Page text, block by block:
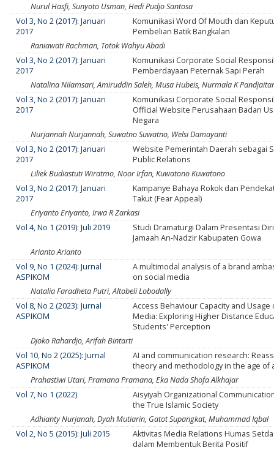
Nurul Hasfi, Sunyoto Usman, Hedi Pudjo Santosa
Vol 3, No 2 (2017): Januari
2017
Komunikasi Word Of Mouth dan
Pembelian Batik Bangkalan
Raniawati Rachman, Totok Wahyu Abadi
Vol 3, No 2 (2017): Januari
2017
Komunikasi Corporate Social
Pemberdayaan Peternak Sapi Perah
Natalina Nilamsari, Amiruddin Saleh, Musa Hubeis, Nurmala K
Vol 3, No 2 (2017): Januari
2017
Komunikasi Corporate Social
Official Website Perusahaan Badan
Negara
Nurjannah Nurjannah, Suwatno Suwatno, Welsi Damayanti
Vol 3, No 2 (2017): Januari
2017
Website Pemerintah Daerah sebagai
Public Relations
Liliek Budiastuti Wiratmo, Noor Irfan, Kuwatono Kuwatono
Vol 3, No 2 (2017): Januari
2017
Kampanye Bahaya Rokok dan
Takut (Fear Appeal)
Eriyanto Eriyanto, Irwa R Zarkasi
Vol 4, No 1 (2019): Juli 2019
Studi Dramaturgi Dalam Presentasi
Jamaah An-Nadzir Kabupaten Gowa
Arianto Arianto
Vol 9, No 1 (2024): Jurnal
ASPIKOM
A multimodal analysis of a brand
on social media
Natalia Faradheta Putri, Altobeli Lobodally
Vol 8, No 2 (2023): Jurnal
ASPIKOM
Access Behaviour Capacity and Usage
Media: Exploring Higher Distance
Students' Perception
Djoko Rahardjo, Arifah Bintarti
Vol 10, No 2 (2025): Jurnal
ASPIKOM
AI and communication research:
theory and methodology in the age of
Prahastiwi Utari, Pramana Pramana, Eka Nada Shofa Alkhajar
Vol 7, No 1 (2022)
Aisyiyah Organizational
the True Islamic Society
Adhianty Nurjanah, Dyah Mutiarin, Gatot Supangkat, Muhammad Iqbal
Vol 2, No 5 (2015): Juli 2015
Aktivitas Media Relations Humas
dalam Membentuk Berita Positif